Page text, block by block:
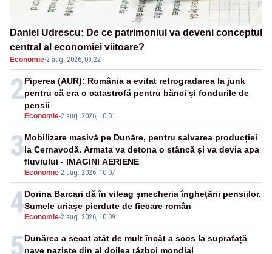
Daniel Udrescu: De ce patrimoniul va deveni conceptul
central al economiei viitoare?
Economie·2 aug. 2026, 09:22
2
Economie-2 aug. 2026, 10:01
Piperea (AUR): România a evitat retrogradarea la junk
pentru că era o catastrofă pentru bănci și fondurile de
pensii
3
Economie-2 aug. 2026, 10:07
Mobilizare masivă pe Dunăre, pentru salvarea producției
la Cernavodă. Armata va detona o stâncă și va devia apa
fluviului - IMAGINI AERIENE
4 Economie-2 aug. 2026, 10:09
Dorina Barcari dă în vileag șmecheria înghețării pensiilor.
Sumele uriașe pierdute de fiecare român
5Dunărea a secat atât de mult încât a scos la suprafață
nave naziste din al doilea război mondial